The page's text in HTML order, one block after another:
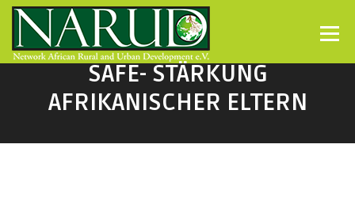
Direkt zum Inhalt
Menü
SAFE- STÄRKUNG
AFRIKANISCHER ELTERN